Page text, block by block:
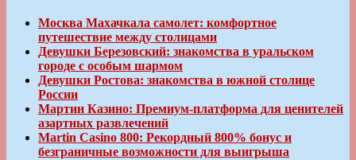
Москва Махачкала самолет: комфортное
путешествие между столицами
Девушки Березовский: знакомства в уральском
городе с особым шармом
Девушки Ростова: знакомства в южной столице
России
Мартин Казино: Премиум-платформа для ценителей
азартных развлечений
Martin Casino 800: Рекордный 800% бонус и
безграничные возможности для выигрыша